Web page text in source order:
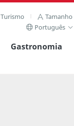
Português
Gastronomia